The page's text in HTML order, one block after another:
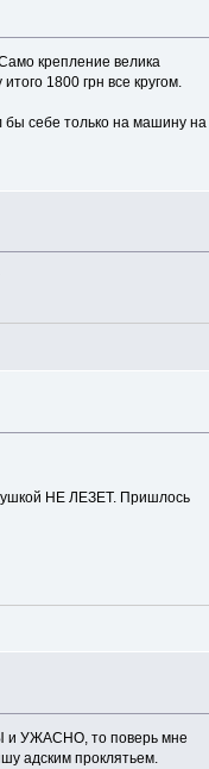
крепление велика
1800 грн все кругом.
бы себе только на машину на
НЕ ЛЕЗЕТ. Пришлось
и УЖАСНО, то поверь мне
адским проклятьем.